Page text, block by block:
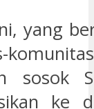
yang
sosok
ke